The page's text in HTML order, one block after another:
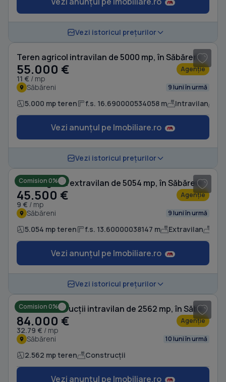
Vezi istoricul prețurilor
Teren agricol intravilan de 5000 mp, în Săbăreni
55.000 €
11 € / mp
Agenție
Săbăreni 9 luni în urmă
5.000 mp teren f.s. 16.690000534058 m Intravilan
Vezi anunțul pe Imobiliare.ro
Vezi istoricul prețurilor
Comision 0%
Teren agricol extravilan de 5054 mp, în Săbăreni
45.500 €
9 € / mp
Agenție
Săbăreni 9 luni în urmă
5.054 mp teren f.s. 13.60000038147 m Extravilan
Vezi anunțul pe Imobiliare.ro
Vezi istoricul prețurilor
Comision 0% Teren Construcții intravilan de 2562 mp, în Săbăreni
84.000 €
32.79 € / mp
Agenție
Săbăreni 10 luni în urmă
2.562 mp teren Construcții
Vezi anunțul pe Imobiliare.ro